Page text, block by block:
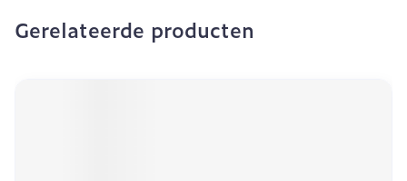
Gerelateerde producten